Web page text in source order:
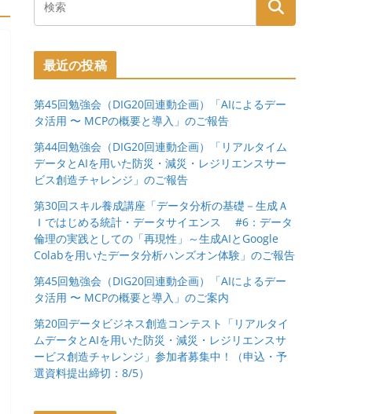
最近の投稿
第45回勉強会（DIG20回連動企画）「AIによるデー
タ活用 〜 MCPの概要と導入」のご報告
第44回勉強会（DIG20回連動企画）「リアルタイム
データとAIを用いた防災・減災・レジリエンスサー
ビス創造チャレンジ」のご報告
第30回スキル養成講座「データ分析の基礎－生成Ａ
Ｉではじめる統計・データサイエンス #6：データ
倫理の実践としての「再現性」～生成AIとGoogle
Colabを用いたデータ分析ハンズオン体験」のご報告
第45回勉強会（DIG20回連動企画）「AIによるデー
タ活用 〜 MCPの概要と導入」のご案内
第20回データビジネス創造コンテスト「リアルタイ
ムデータとAIを用いた防災・減災・レジリエンスサ
ービス創造チャレンジ」参加者募集中！（申込・予
選資料提出締切：8/5）